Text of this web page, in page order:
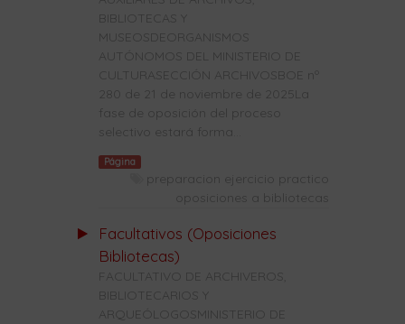
BIBLIOTECAS Y
MUSEOSDEORGANISMOS
AUTÓNOMOS DEL MINISTERIO DE
CULTURASECCIÓN ARCHIVOSBOE nº
280 de 21 de noviembre de 2025La
fase de oposición del proceso
selectivo estará forma...
Página
preparacion ejercicio practico
oposiciones a bibliotecas
Facultativos (Oposiciones
Bibliotecas)
FACULTATIVO DE ARCHIVEROS,
BIBLIOTECARIOS Y
ARQUEÓLOGOSMINISTERIO DE